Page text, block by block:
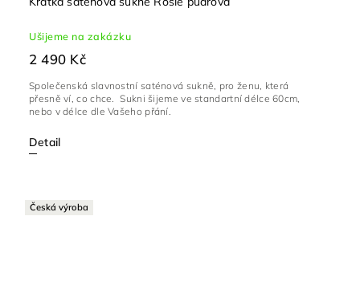
Ušijeme na zakázku
2 490 Kč
Detail
Společenská slavnostní saténová sukně, pro ženu, která
přesně ví, co chce. Sukni šijeme ve standartní délce 60cm,
nebo v délce dle Vašeho přání.
Česká výroba